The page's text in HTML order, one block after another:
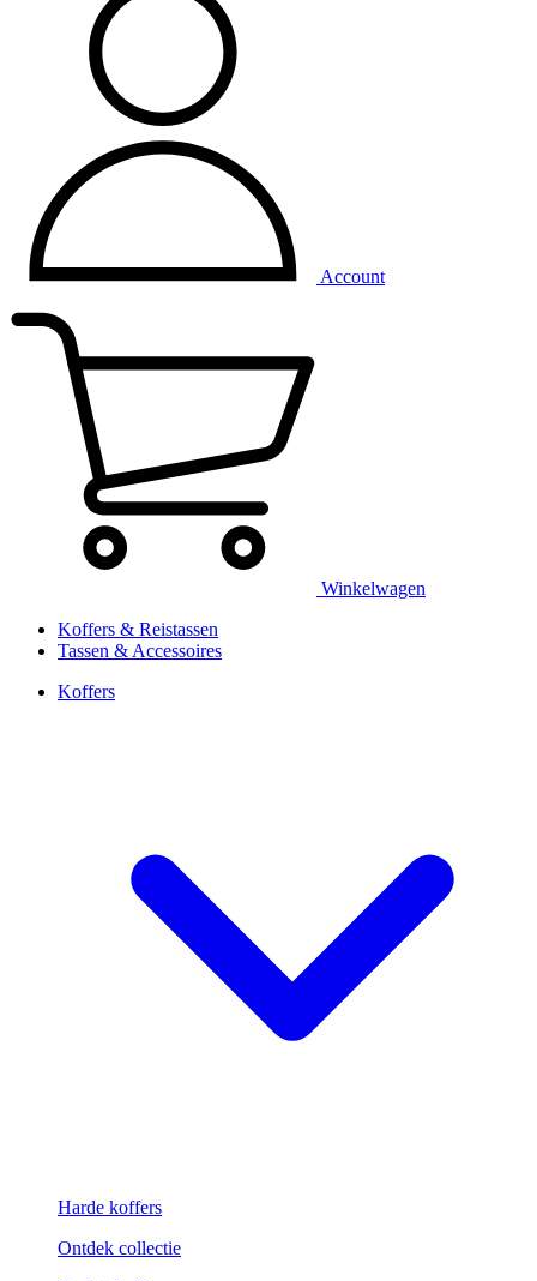
Account
Winkelwagen
Koffers & Reistassen
Tassen & Accessoires
Koffers
Harde koffers
Ontdek collectie